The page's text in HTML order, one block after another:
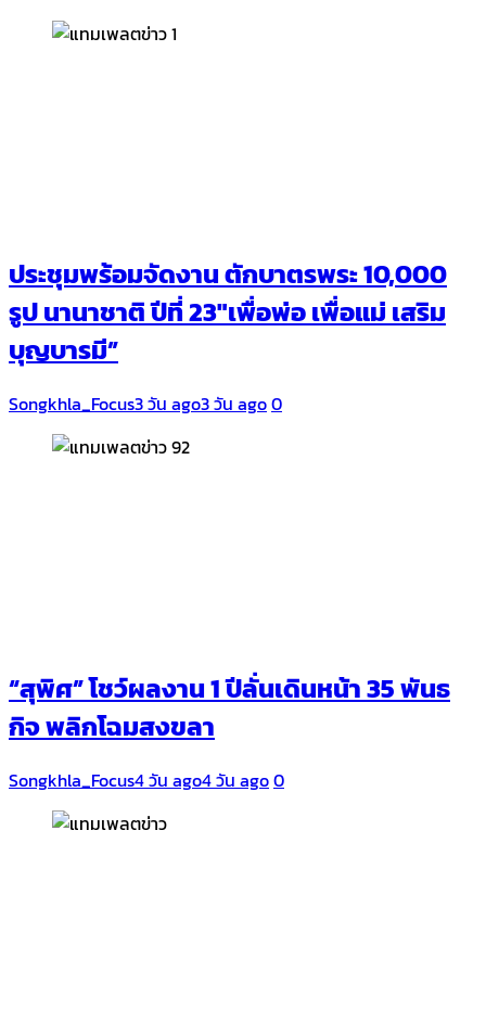
ประชุมพร้อมจัดงาน ตักบาตรพระ 10,000
รูป นานาชาติ ปีที่ 23″เพื่อพ่อ เพื่อแม่ เสริม
บุญบารมี”
Songkhla_Focus3 วัน ago3 วัน ago0
“สุพิศ” โชว์ผลงาน 1 ปีลั่นเดินหน้า 35 พันธ
กิจ พลิกโฉมสงขลา
Songkhla_Focus4 วัน ago4 วัน ago0